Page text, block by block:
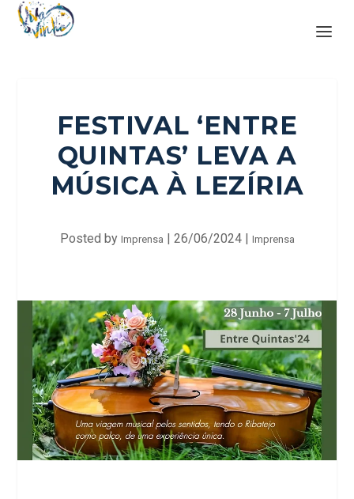
FESTIVAL ‘ENTRE
QUINTAS’ LEVA A
MÚSICA À LEZÍRIA
Posted by Imprensa | 26/06/2024| Imprensa